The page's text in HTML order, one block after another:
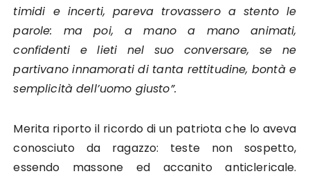
timidi e incerti, pareva trovassero a stento le
parole: ma poi, a mano a mano animati,
confidenti e lieti nel suo conversare, se ne
partivano innamorati di tanta rettitudine, bontà e
semplicità dell’uomo giusto”.
Merita riporto il ricordo di un patriota che lo aveva
conosciuto da ragazzo: teste non sospetto,
essendo massone ed accanito anticlericale.